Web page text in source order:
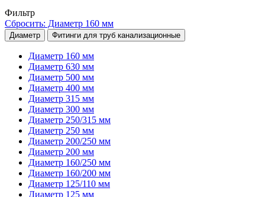
Фильтр
Сбросить: Диаметр 160 мм
Диаметр Фитинги для труб канализационные
Диаметр 160 мм
Диаметр 630 мм
Диаметр 500 мм
Диаметр 400 мм
Диаметр 315 мм
Диаметр 300 мм
Диаметр 250/315 мм
Диаметр 250 мм
Диаметр 200/250 мм
Диаметр 200 мм
Диаметр 160/250 мм
Диаметр 160/200 мм
Диаметр 125/110 мм
Диаметр 125 мм